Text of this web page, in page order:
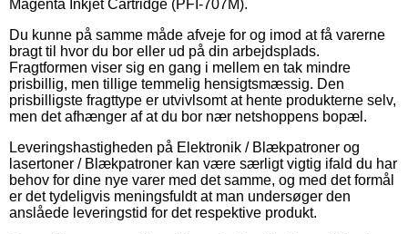
Magenta Inkjet Cartridge (PFI-707M).
Du kunne på samme måde afveje for og imod at få varerne
bragt til hvor du bor eller ud på din arbejdsplads.
Fragtformen viser sig en gang i mellem en tak mindre
prisbillig, men tillige temmelig hensigtsmæssig. Den
prisbilligste fragttype er utvivlsomt at hente produkterne selv,
men det afhænger af at du bor nær netshoppens bopæl.
Leveringshastigheden på Elektronik / Blækpatroner og
lasertoner / Blækpatroner kan være særligt vigtig ifald du har
behov for dine nye varer med det samme, og med det formål
er det tydeligvis meningsfuldt at man undersøger den
anslåede leveringstid for det respektive produkt.